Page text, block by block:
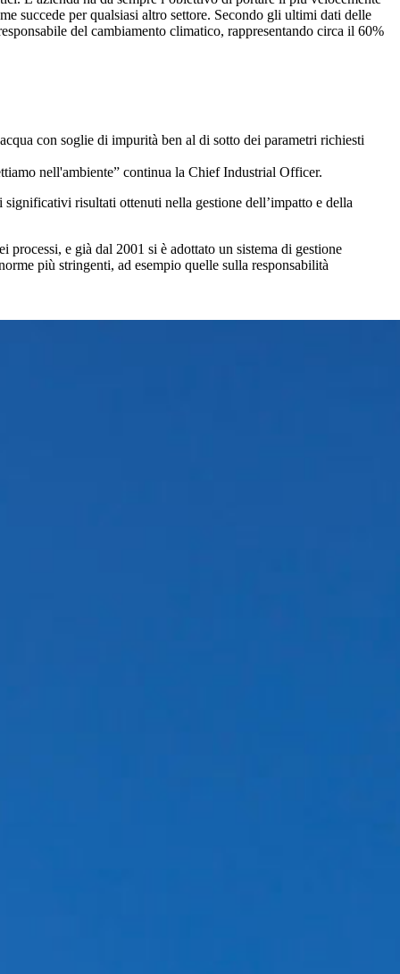
succede per qualsiasi altro settore. Secondo gli ultimi dati delle
del cambiamento climatico, rappresentando circa il 60%
con soglie di impurità ben al di sotto dei parametri richiesti
nell'ambiente” continua la Chief Industrial Officer.
risultati ottenuti nella gestione dell’impatto e della
e già dal 2001 si è adottato un sistema di gestione
più stringenti, ad esempio quelle sulla responsabilità